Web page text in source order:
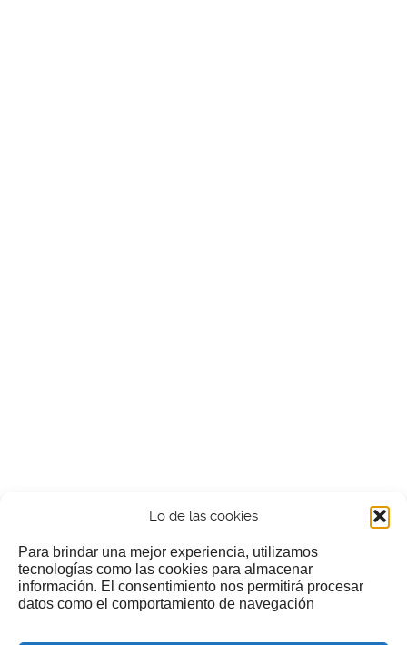
Lo de las cookies
Para brindar una mejor experiencia, utilizamos
tecnologías como las cookies para almacenar
información. El consentimiento nos permitirá procesar
datos como el comportamiento de navegación
¿Nos invitas a un cafecillo?